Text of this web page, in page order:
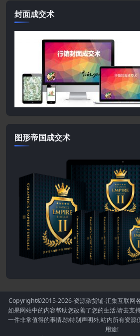
封面成交术
图形帝国成交术
Copyright©2015-2026-资源杂货铺-汇集互联网
如果网站中的内容帮助您改善了您的生活.请去支
一件非常值得的事情.除特别声明外,站内所有资源
用途!